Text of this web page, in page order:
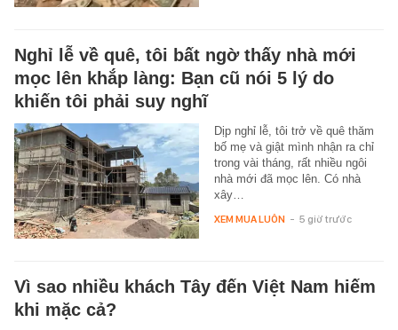
Nghỉ lễ về quê, tôi bất ngờ thấy nhà mới
mọc lên khắp làng: Bạn cũ nói 5 lý do
khiến tôi phải suy nghĩ
Dịp nghỉ lễ, tôi trở về quê thăm
bố mẹ và giật mình nhận ra chỉ
trong vài tháng, rất nhiều ngôi
nhà mới đã mọc lên. Có nhà
xây…
XEM MUA LUÔN - 5 giờ trước
Vì sao nhiều khách Tây đến Việt Nam hiếm
khi mặc cả?